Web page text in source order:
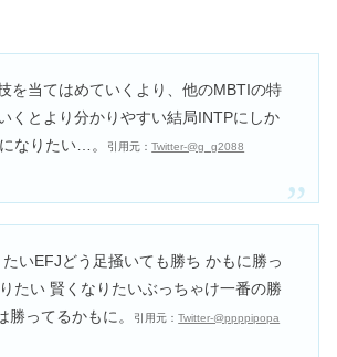
を当てはめていくより、他のMBTIの特
くとより分かりやすい結局INTPにしか
なりたい…。
引用元：Twitter‐@g_g2088
いEFJどう足掻いても勝ち かもに勝っ
たい 賢くなりたいぶっちゃけ一番の勝
勝ってるかもに。
引用元：Twitter‐@ppppipopa